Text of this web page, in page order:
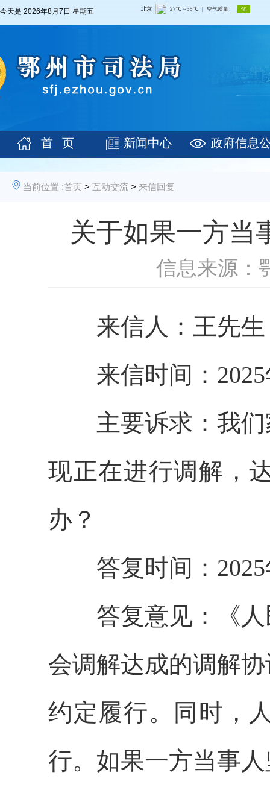
今天是 2026年8月7日 星期五
首 页 新闻中心 政府信息
当前位置 :首页 > 互动交流 > 来信回复
关于如果一方当
信息来源：
来信人： 王先生
来信时间： 2025
主要诉求： 我
现正在进行调解，
办？
答复时间： 2025
答复意见：
《
会调解达成的调解
约定履行。同时，
行。如果一方当事